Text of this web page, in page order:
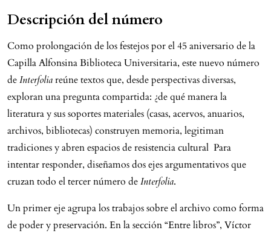
Descripción del número
Como prolongación de los festejos por el 45 aniversario de la
Capilla Alfonsina Biblioteca Universitaria, este nuevo número
deInterfoliareúne textos que, desde perspectivas diversas,
exploran una pregunta compartida: ¿de qué manera la
literatura y sus soportes materiales (casas, acervos, anuarios,
archivos, bibliotecas) construyen memoria, legitiman
tradiciones y abren espacios de resistencia cultural Para
intentar responder, diseñamos dos ejes argumentativos que
cruzan todo el tercer número deInterfolia.
Un primer eje agrupa los trabajos sobre el archivo como forma
de poder y preservación. En la sección “Entre libros”, Víctor